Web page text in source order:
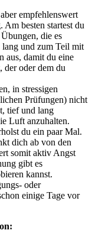
empfehlenswert
Am besten startest du
die es
und zum Teil mit
aus, damit du eine
der oder dem du
in stressigen
Prüfungen) nicht
tief und lang
Luft anzuhalten.
du ein paar Mal.
dich ab von den
somit aktiv Angst
gibt es
kannst.
oder
einige Tage vor